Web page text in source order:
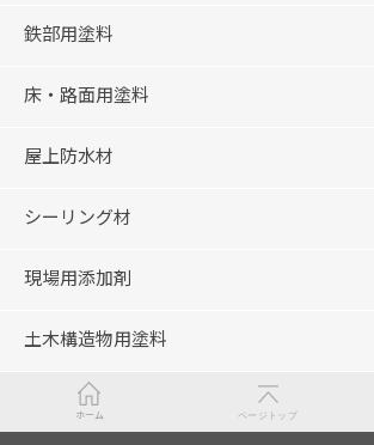
鉄部用塗料
床・路面用塗料
屋上防水材
シーリング材
現場用添加剤
土木構造物用塗料
ホーム ページトップ